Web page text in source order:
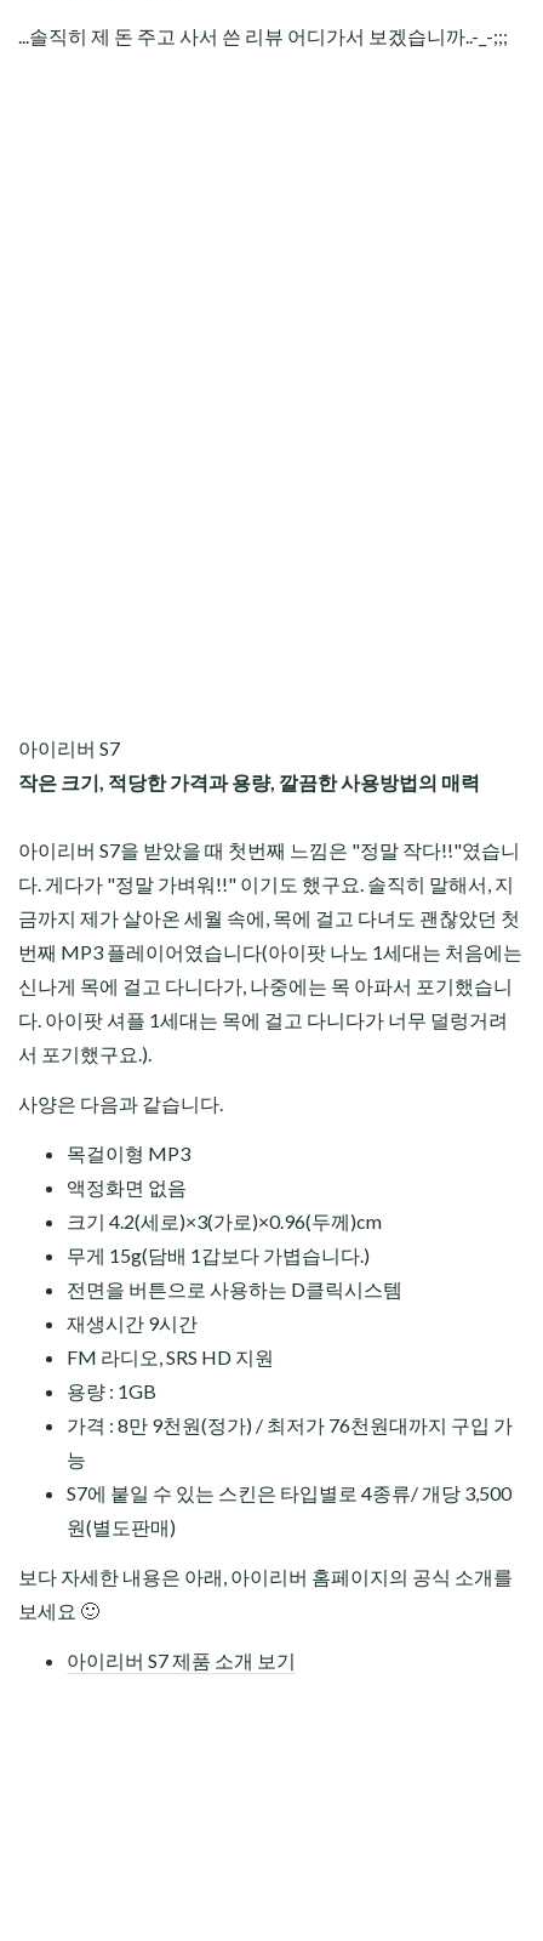
...솔직히 제 돈 주고 사서 쓴 리뷰 어디가서 보겠습니까..-_-;;;
아이리버 S7
작은 크기, 적당한 가격과 용량, 깔끔한 사용방법의 매력
아이리버 S7을 받았을 때 첫번째 느낌은 "정말 작다!!"였습니
다. 게다가 "정말 가벼워!!" 이기도 했구요. 솔직히 말해서, 지
금까지 제가 살아온 세월 속에, 목에 걸고 다녀도 괜찮았던 첫
번째 MP3 플레이어였습니다(아이팟 나노 1세대는 처음에는
신나게 목에 걸고 다니다가, 나중에는 목 아파서 포기했습니
다. 아이팟 셔플 1세대는 목에 걸고 다니다가 너무 덜렁거려
서 포기했구요.).
사양은 다음과 같습니다.
목걸이형 MP3
액정화면 없음
크기 4.2(세로)×3(가로)×0.96(두께)cm
무게 15g(담배 1갑보다 가볍습니다.)
전면을 버튼으로 사용하는 D클릭시스템
재생시간 9시간
FM 라디오, SRS HD 지원
용량 : 1GB
가격 : 8만 9천원(정가) / 최저가 76천원대까지 구입 가
능
S7에 붙일 수 있는 스킨은 타입별로 4종류/ 개당 3,500
원(별도판매)
보다 자세한 내용은 아래, 아이리버 홈페이지의 공식 소개를
보세요 🙂
아이리버 S7 제품 소개 보기